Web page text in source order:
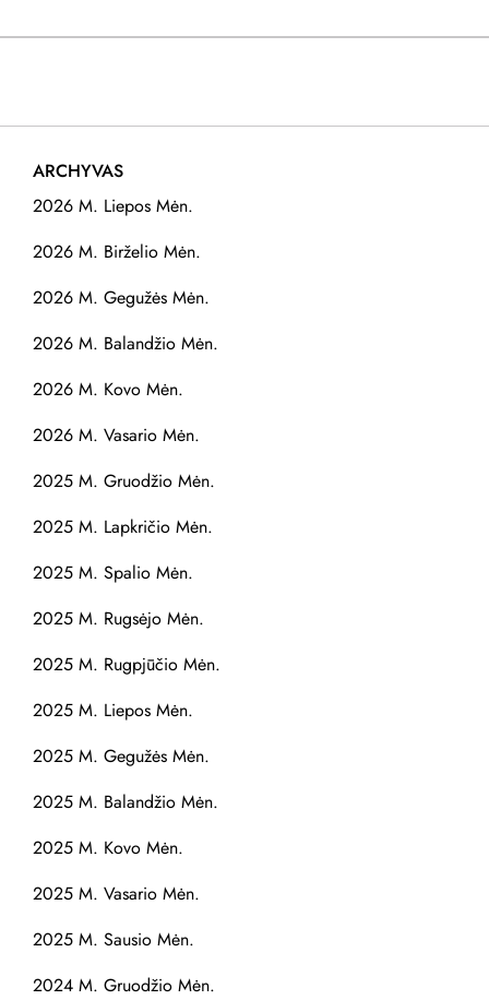
ARCHYVAS
2026 M. Liepos Mėn.
2026 M. Birželio Mėn.
2026 M. Gegužės Mėn.
2026 M. Balandžio Mėn.
2026 M. Kovo Mėn.
2026 M. Vasario Mėn.
2025 M. Gruodžio Mėn.
2025 M. Lapkričio Mėn.
2025 M. Spalio Mėn.
2025 M. Rugsėjo Mėn.
2025 M. Rugpjūčio Mėn.
2025 M. Liepos Mėn.
2025 M. Gegužės Mėn.
2025 M. Balandžio Mėn.
2025 M. Kovo Mėn.
2025 M. Vasario Mėn.
2025 M. Sausio Mėn.
2024 M. Gruodžio Mėn.